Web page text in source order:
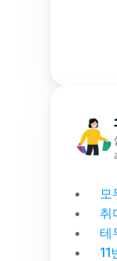
모
취
테
11